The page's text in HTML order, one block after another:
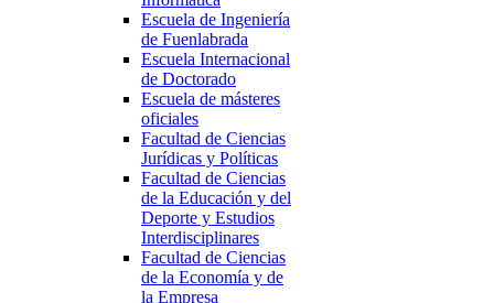
Escuela de Ingeniería
de Fuenlabrada
Escuela Internacional
de Doctorado
Escuela de másteres
oficiales
Facultad de Ciencias
Jurídicas y Políticas
Facultad de Ciencias
de la Educación y del
Deporte y Estudios
Interdisciplinares
Facultad de Ciencias
de la Economía y de
la Empresa